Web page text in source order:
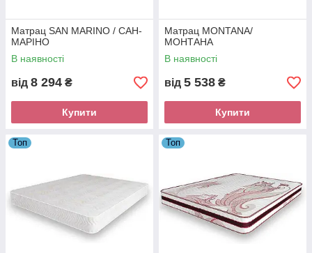
Матрац SAN MARINO / САН-
МАРІНО
В наявності
від 8 294 ₴
Купити
Матрац MONTANA/
МОНТАНА
В наявності
від 5 538 ₴
Купити
Топ Топ